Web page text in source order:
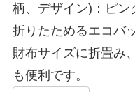
柄、デザイン)：ピン
折りたためるエコバ
財布サイズに折畳み
も便利です。